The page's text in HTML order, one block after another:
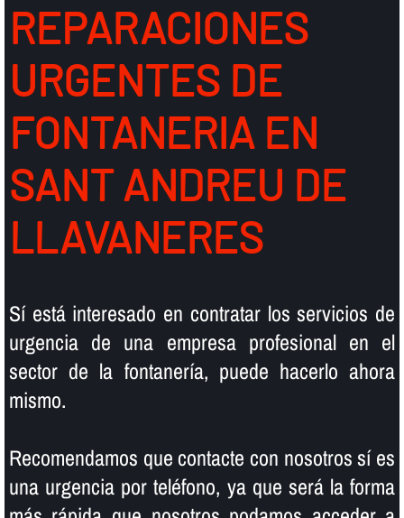
REPARACIONES
URGENTES DE
FONTANERIA EN
SANT ANDREU DE
LLAVANERES
Sí­ está interesado en contratar los servicios de
urgencia de una empresa profesional en el
sector de la fontanerí­a, puede hacerlo ahora
mismo.
Recomendamos que contacte con nosotros sí­ es
una urgencia por teléfono, ya que será la forma